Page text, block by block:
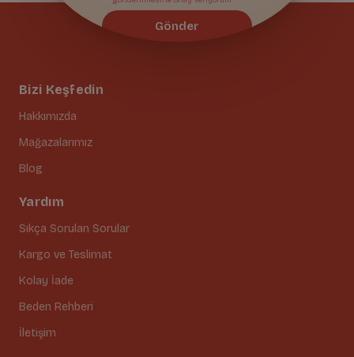
Bizi Keşfedin
Hakkımızda
Mağazalarımız
Blog
Yardım
Sıkça Sorulan Sorular
Kargo ve Teslimat
Kolay İade
Beden Rehberi
İletişim
Gönder